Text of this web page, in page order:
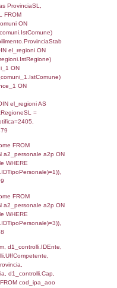
Indietro
FROM `userlevels`
executionMS:
`userlevelname`
FROM
= -2, executionMS:
`userlevelid`,
WHERE `userlevelid`
AS provincia,